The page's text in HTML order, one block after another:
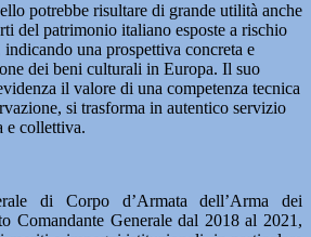
potrebbe risultare di grande utilità anche
del patrimonio italiano esposte a rischio
una prospettiva concreta e
dei beni culturali in Europa. Il suo
il valore di una competenza tecnica
si trasforma in autentico servizio
e collettiva.
di Corpo d’Armata dell’Arma dei
Comandante Generale dal 2018 al 2021,